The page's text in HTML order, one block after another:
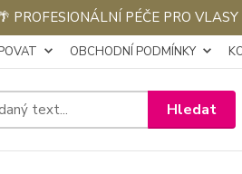
PÉČE PRO
OBCHODNÍ PODMÍNKY
Hledat